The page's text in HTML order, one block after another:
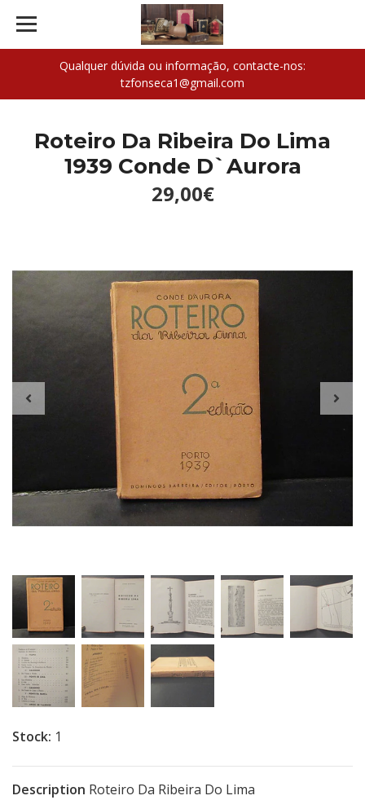
Qualquer dúvida ou informação, contacte-nos:
tzfonseca1@gmail.com
Roteiro Da Ribeira Do Lima
1939 Conde D`Aurora
29,00€
Stock: 1
Description Roteiro Da Ribeira Do Lima